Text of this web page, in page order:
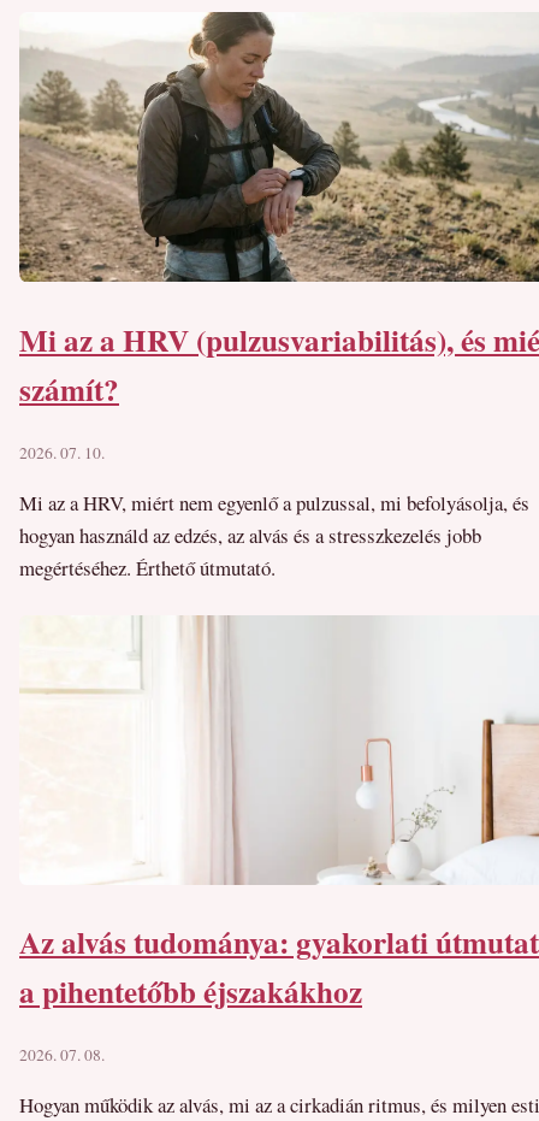
Mi az a HRV (pulzusvariabilitás), és
számít?
2026. 07. 10.
Mi az a HRV, miért nem egyenlő a pulzussal, mi befolyásolja, és
hogyan használd az edzés, az alvás és a stresszkezelés jobb
megértéséhez. Érthető útmutató.
Az alvás tudománya: gyakorlati
a pihentetőbb éjszakákhoz
2026. 07. 08.
Hogyan működik az alvás, mi az a cirkadián ritmus, és milyen esti